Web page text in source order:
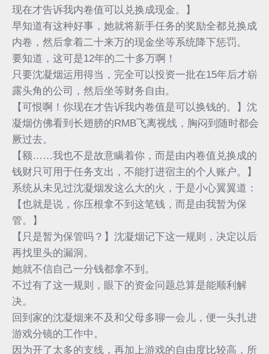
现在才告诉我内卷值可以兑换成现金。】
早知道有这种好事，她就将新手任务的奖励全都兑换成
内卷，然后拿着二十来万的现金坐等系统降下惩罚。
要知道，这可是12年的二十多万啊！
只要沈凝烟运用得当，完全可以投资一批在15年后才崭
露头角的公司，然后坐等财务自由。
【可恨啊！你现在才告诉我内卷值是可以换钱的。】沈
凝烟仿佛看到长翅膀的RMB飞离视线，胸闷到随时都会
厥过去。
【额……我也不是故意瞒着你，而是由内卷值兑换成的
钱财只可用于任务支出，不能打进宿主的个人账户。】
系统从未见过沈凝烟发这么大的火，于是小心翼翼道：
【也就是说，你压根拿不到这笔钱，而是由我暂为保
管。】
【只是暂为保管吗？】沈凝烟记下这一规则，决定以后
再找里头的漏洞。
她就不信自己一分钱都拿不到。
不过有了这一规则，眼下的资金问题总算是能顺利解
决。
回到家的沈凝烟来不及和父母多聊一会儿，便一头扎进
游戏分镜的工作中。
因为开了太多的支线，再加上游戏的自由度比较高，所